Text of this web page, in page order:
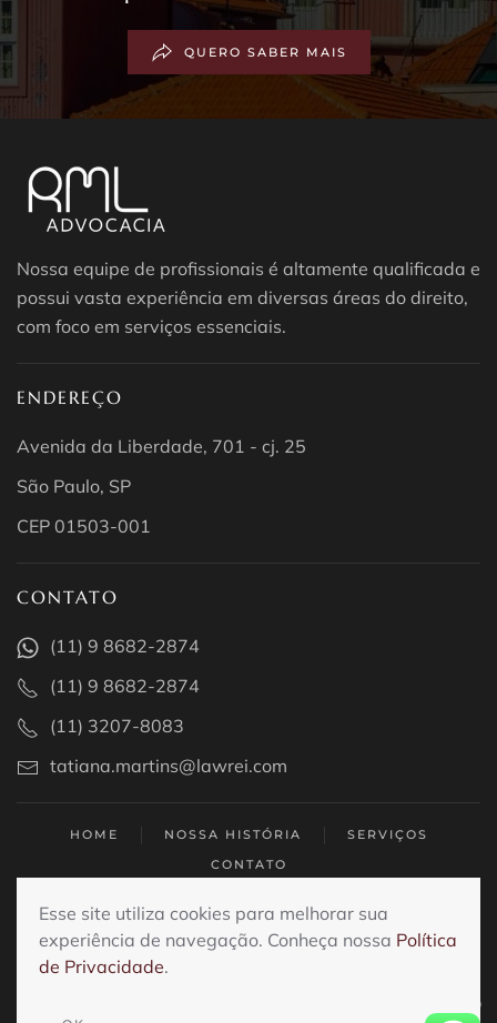
QUERO SABER MAIS
Nossa equipe de profissionais é altamente qualificada e
possui vasta experiência em diversas áreas do direito,
com foco em serviços essenciais.
ENDEREÇO
Avenida da Liberdade, 701 - cj. 25
São Paulo, SP
CEP 01503-001
CONTATO
(11) 9 8682-2874
(11) 9 8682-2874
(11) 3207-8083
tatiana.martins@lawrei.com
HOME NOSSA HISTÓRIA
SERVIÇOS
CONTATO
Todos os direitos reservados . 2025
Política de Privacidade
Esse site utiliza cookies para melhorar sua
experiência de navegação. Conheça nossa Política
de Privacidade.